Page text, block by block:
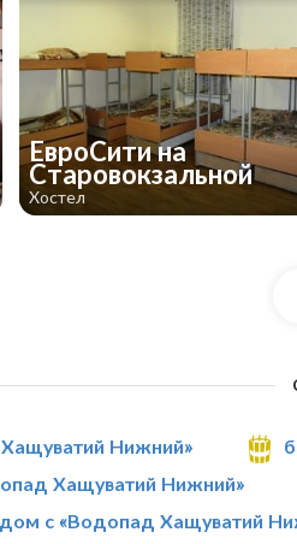
ЕвроСити на
Старовокзальной
Хостел
Нижний»
Хащуватий Нижний»
с «Водопад Хащуватий